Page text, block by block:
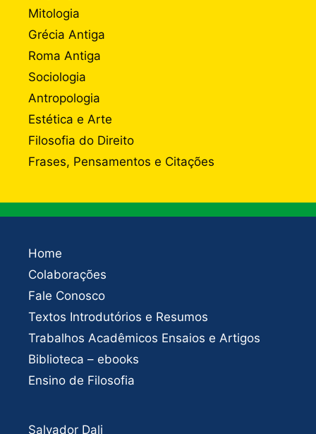
Mitologia
Grécia Antiga
Roma Antiga
Sociologia
Antropologia
Estética e Arte
Filosofia do Direito
Frases, Pensamentos e Citações
Home
Colaborações
Fale Conosco
Textos Introdutórios e Resumos
Trabalhos Acadêmicos Ensaios e Artigos
Biblioteca – ebooks
Ensino de Filosofia
Salvador Dali